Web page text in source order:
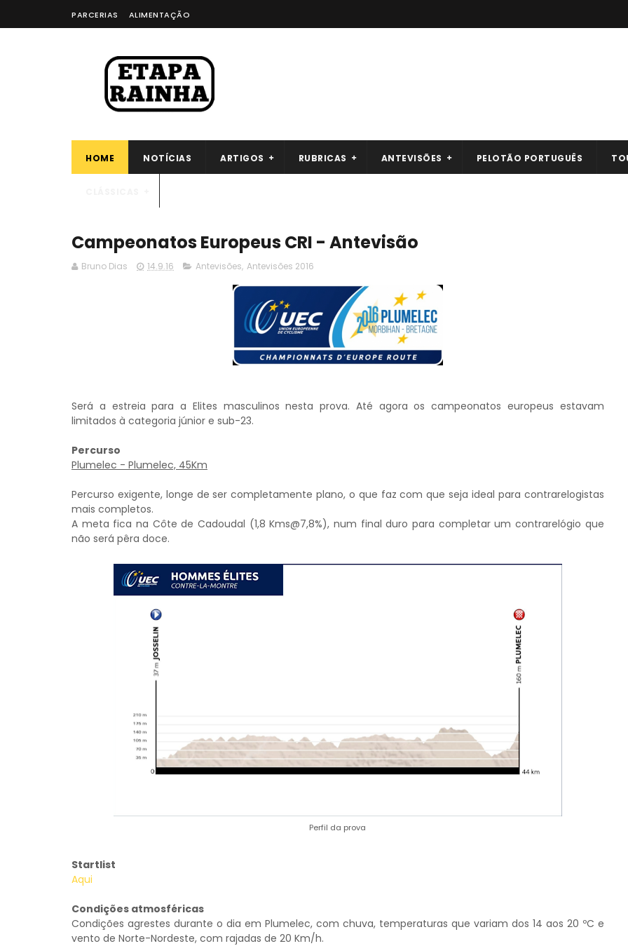
PARCERIAS ALIMENTAÇÃO
HOME NOTÍCIAS ARTIGOS RUBRICAS ANTEVISÕES PELOTÃO PORTUGUÊS
Campeonatos Europeus CRI - Antevisão
Bruno Dias 14.9.16 Antevisões, Antevisões 2016
Será a estreia para a Elites masculinos nesta prova. Até agora os campeonatos europeus estavam
limitados à categoria júnior e sub-23.
Percurso
Plumelec - Plumelec, 45Km
Percurso exigente, longe de ser completamente plano, o que faz com que seja ideal para contrarelogistas
mais completos.
A meta fica na Côte de Cadoudal (1,8 Kms@7,8%), num final duro para completar um contrarelógio que
não será pêra doce.
Perfil da prova
Startlist
Aqui
Condições atmosféricas
Condições agrestes durante o dia em Plumelec, com chuva, temperaturas que variam dos 14 aos 20 ºC e
vento de Norte-Nordeste, com rajadas de 20 Km/h.